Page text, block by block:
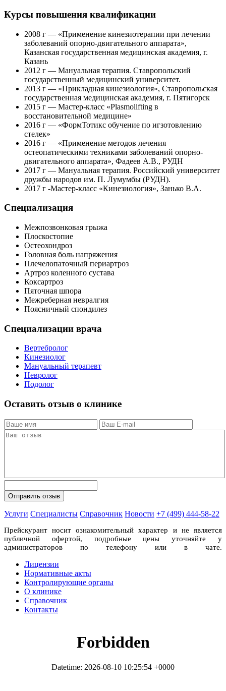
Курсы повышения квалификации
2008 г — «Применение кинезиотерапии при лечении
заболеваний опорно-двигательного аппарата»,
Казанская государственная медицинская академия, г.
Казань
2012 г — Мануальная терапия. Ставропольский
государственный медицинский университет.
2013 г — «Прикладная кинезиология», Ставропольская
государственная медицинская академия, г. Пятигорск
2015 г — Мастер-класс «Plasmolifting в
восстановительной медицине»
2016 г — «ФормТотикс обучение по игзотовлению
стелек»
2016 г — «Применение методов лечения
остеопатическими техниками заболеваний опорно-
двигательного аппарата», Фадеев А.В., РУДН
2017 г — Мануальная терапия. Российский университет
дружбы народов им. П. Лумумбы (РУДН).
2017 г -Мастер-класс «Кинезиология», Занько В.А.
Специализация
Межпозвонковая грыжа
Плоскостопие
Остеохондроз
Головная боль напряжения
Плечелопаточный периартроз
Артроз коленного сустава
Коксартроз
Пяточная шпора
Межреберная невралгия
Поясничный спондилез
Специализации врача
Вертебролог
Кинезиолог
Мануальный терапевт
Невролог
Подолог
Оставить отзыв о клинике
Услуги Специалисты Справочник Новости +7 (499) 444-58-22
Прейскурант носит ознакомительный характер и не является
публичной офертой, подробные цены уточняйте у
администраторов по телефону или в чате.
Лицензии
Нормативные акты
Контролирующие органы
О клинике
Справочник
Контакты